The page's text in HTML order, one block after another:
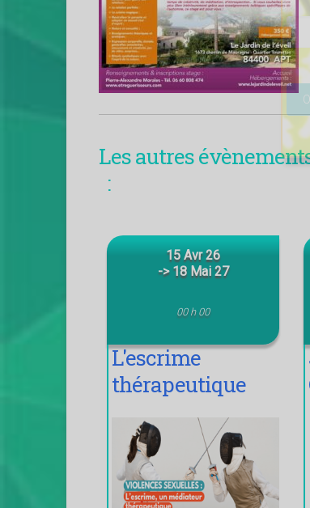
Les autres
:
15 Avr 26
-> 18 Mai 27
00 h 00
L'escrime
thérapeutique